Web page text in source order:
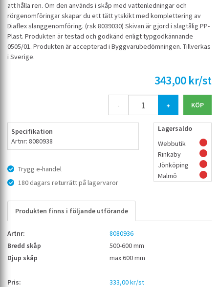
att hålla ren. Om den används i skåp med vattenledningar och
rörgenomföringar skapar du ett tätt ytskikt med komplettering av
Diaflex slanggenomföring. (rsk 8039030) Skivan är gjord i slagtålig PP-
Plast. Produkten är testad och godkänd enligt typgodkännande
0505/01. Produkten är accepterad i Byggvarubedömningen. Tillverkas
i Sverige.
343,00 kr/st
- +
Specifikation
Artnr: 8080938
Trygg e-handel
180 dagars returrätt på lagervaror
Lagersaldo
Webbutik
Rinkaby
Jönköping
Malmö
Produkten finns i följande utförande
8080936
500-600 mm
max 600 mm
333,00 kr/st